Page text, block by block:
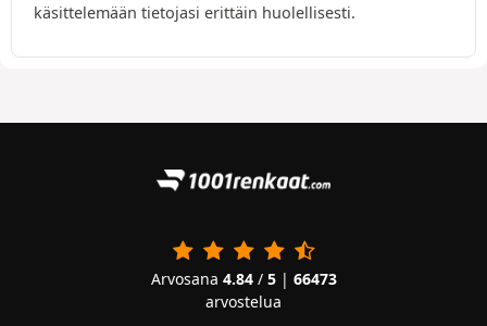
käsittelemään tietojasi erittäin huolellisesti.
Arvosana 4.84/ 5| 66473
arvostelua